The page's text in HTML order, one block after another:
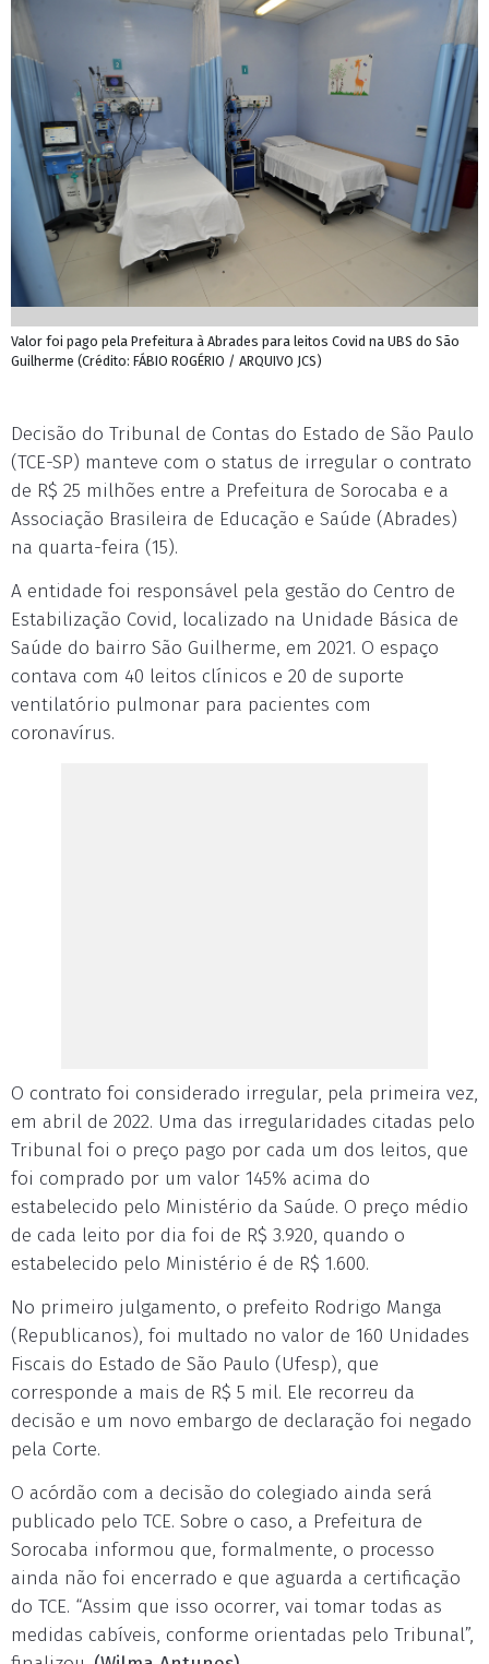
Valor foi pago pela Prefeitura à Abrades para leitos Covid na UBS do São
Guilherme (Crédito: FÁBIO ROGÉRIO / ARQUIVO JCS)
Decisão do Tribunal de Contas do Estado de São Paulo
(TCE-SP) manteve com o status de irregular o contrato
de R$ 25 milhões entre a Prefeitura de Sorocaba e a
Associação Brasileira de Educação e Saúde (Abrades)
na quarta-feira (15).
A entidade foi responsável pela gestão do Centro de
Estabilização Covid, localizado na Unidade Básica de
Saúde do bairro São Guilherme, em 2021. O espaço
contava com 40 leitos clínicos e 20 de suporte
ventilatório pulmonar para pacientes com
coronavírus.
O contrato foi considerado irregular, pela primeira vez,
em abril de 2022. Uma das irregularidades citadas pelo
Tribunal foi o preço pago por cada um dos leitos, que
foi comprado por um valor 145% acima do
estabelecido pelo Ministério da Saúde. O preço médio
de cada leito por dia foi de R$ 3.920, quando o
estabelecido pelo Ministério é de R$ 1.600.
No primeiro julgamento, o prefeito Rodrigo Manga
(Republicanos), foi multado no valor de 160 Unidades
Fiscais do Estado de São Paulo (Ufesp), que
corresponde a mais de R$ 5 mil. Ele recorreu da
decisão e um novo embargo de declaração foi negado
pela Corte.
O acórdão com a decisão do colegiado ainda será
publicado pelo TCE. Sobre o caso, a Prefeitura de
Sorocaba informou que, formalmente, o processo
ainda não foi encerrado e que aguarda a certificação
do TCE. “Assim que isso ocorrer, vai tomar todas as
medidas cabíveis, conforme orientadas pelo Tribunal”,